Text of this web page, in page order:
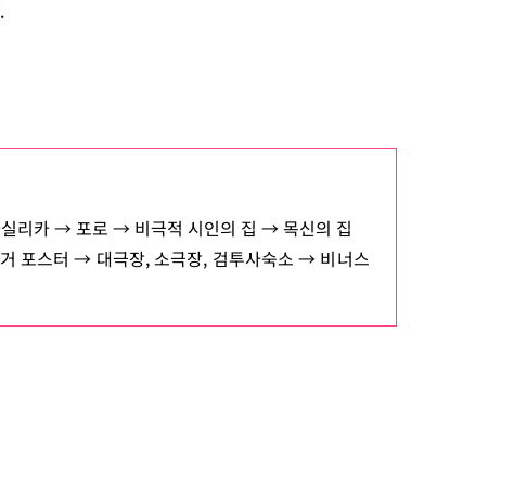
리카 → 포로 → 비극적 시인의 집 → 목신의 집
포스터 → 대극장, 소극장, 검투사숙소 → 비너스